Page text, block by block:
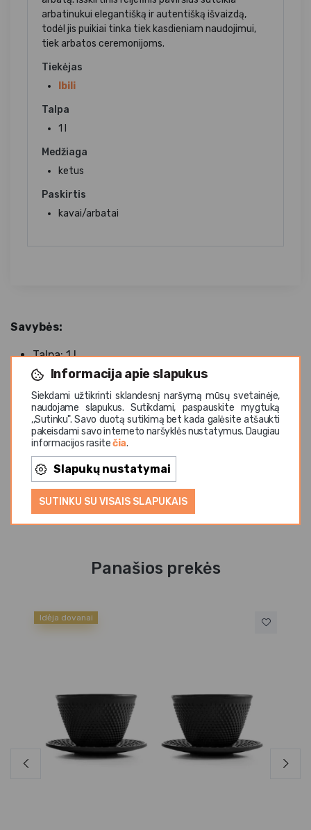
Informacija apie slapukus
Siekdami užtikrinti sklandesnį naršymą mūsų svetainėje,
naudojame slapukus. Sutikdami, paspauskite mygtuką
,,Sutinku". Savo duotą sutikimą bet kada galėsite atšaukti
pakeisdami savo interneto naršyklės nustatymus. Daugiau
informacijos rasitečia.
Slapukų nustatymai
SUTINKU SU VISAIS SLAPUKAIS
arbatinukui elegantišką ir autentišką išvaizdą,
todėl jis puikiai tinka tiek kasdieniam naudojimui,
tiek arbatos ceremonijoms.
Tiekėjas
Ibili
Talpa
1 l
Medžiaga
ketus
Paskirtis
kavai/arbatai
Savybės:
Talpa: 1 l
Pagamintas iš ketaus
Komplektuojamas su išimamu arbatos sieteliu
Ilgiau išlaiko šilumą
Patogi rankena saugiam naudojimui
Klasikinis japoniško stiliaus dizainas
Tinka birių lapelių arbatai ruošti
Elegantiška juoda spalva
Panašios prekės
Idėja dovanai